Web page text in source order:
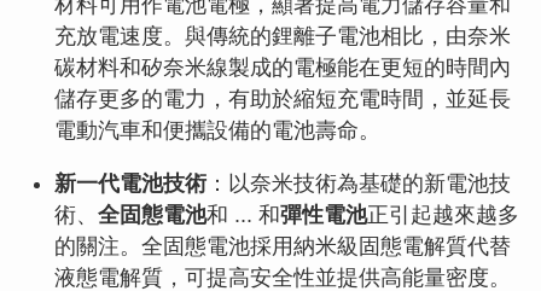
充放電速度。與傳統的鋰離子電池相比，由奈米
碳材料和矽奈米線製成的電極能在更短的時間內
儲存更多的電力，有助於縮短充電時間，並延長
電動汽車和便攜設備的電池壽命。
新一代電池技術：以奈米技術為基礎的新電池技
術、 全固態電池和 ... 和彈性電池正引起越來越多
的關注。全固態電池採用納米級固態電解質代替
液態電解質，可提高安全性並提供高能量密度。